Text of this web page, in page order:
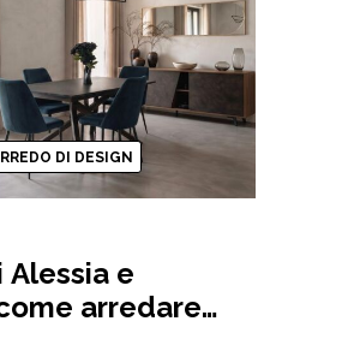
DI DESIGN
Alessia e
arredare